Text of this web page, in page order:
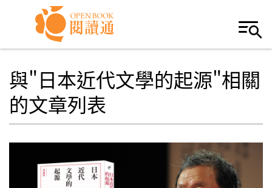
Skip to navigation
移至主內容
與"日本近代文學的起源"相關
的文章列表